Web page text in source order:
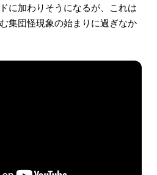
に加わりそうになるが、これは
集団怪現象の始まりに過ぎなか